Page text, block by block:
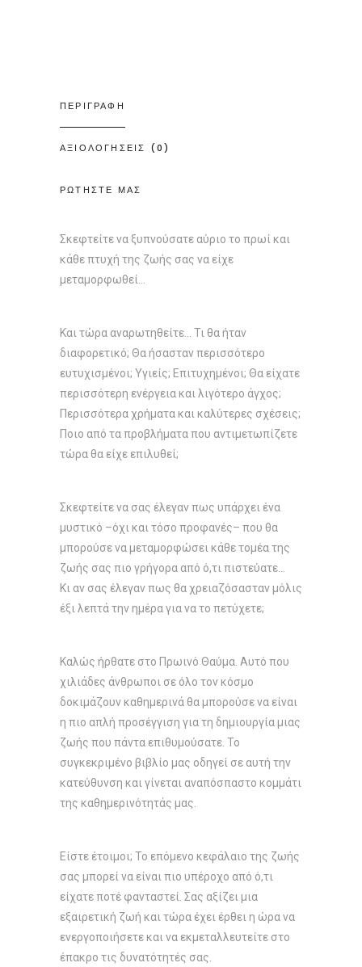
ΠΕΡΙΓΡΑΦΗ
ΑΞΙΟΛΟΓΗΣΕΙΣ (0)
ΡΩΤΗΣΤΕ ΜΑΣ
Σκεφτείτε να ξυπνούσατε αύριο το πρωί και
κάθε πτυχή της ζωής σας να είχε
μεταμορφωθεί…
Και τώρα αναρωτηθείτε… Τι θα ήταν
διαφορετικό; Θα ήσασταν περισσότερο
ευτυχισμένοι; Υγιείς; Επιτυχημένοι; Θα είχατε
περισσότερη ενέργεια και λιγότερο άγχος;
Περισσότερα χρήματα και καλύτερες σχέσεις;
Ποιο από τα προβλήματα που αντιμετωπίζετε
τώρα θα είχε επιλυθεί;
Σκεφτείτε να σας έλεγαν πως υπάρχει ένα
μυστικό –όχι και τόσο προφανές– που θα
μπορούσε να μεταμορφώσει κάθε τομέα της
ζωής σας πιο γρήγορα από ό,τι πιστεύατε…
Κι αν σας έλεγαν πως θα χρειαζόσασταν μόλις
έξι λεπτά την ημέρα για να το πετύχετε;
Καλώς ήρθατε στο Πρωινό Θαύμα. Αυτό που
χιλιάδες άνθρωποι σε όλο τον κόσμο
δοκιμάζουν καθημερινά θα μπορούσε να είναι
η πιο απλή προσέγγιση για τη δημιουργία μιας
ζωής που πάντα επιθυμούσατε. Το
συγκεκριμένο βιβλίο μας οδηγεί σε αυτή την
κατεύθυνση και γίνεται αναπόσπαστο κομμάτι
της καθημερινότητάς μας.
Είστε έτοιμοι; Το επόμενο κεφάλαιο της ζωής
σας μπορεί να είναι πιο υπέροχο από ό,τι
είχατε ποτέ φανταστεί. Σας αξίζει μια
εξαιρετική ζωή και τώρα έχει έρθει η ώρα να
ενεργοποιήσετε και να εκμεταλλευτείτε στο
έπακρο τις δυνατότητές σας.